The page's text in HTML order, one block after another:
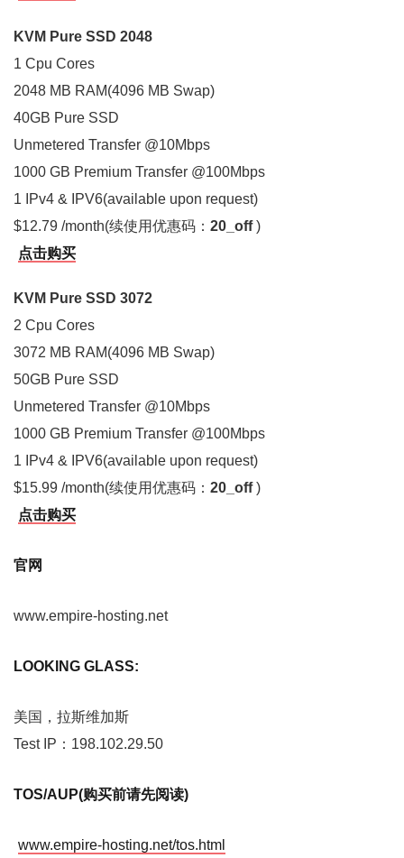
KVM Pure SSD 2048
1 Cpu Cores
2048 MB RAM(4096 MB Swap)
40GB Pure SSD
Unmetered Transfer @10Mbps
1000 GB Premium Transfer @100Mbps
1 IPv4 & IPV6(available upon request)
$12.79 /month(续使用优惠码： 20_off)
点击购买
KVM Pure SSD 3072
2 Cpu Cores
3072 MB RAM(4096 MB Swap)
50GB Pure SSD
Unmetered Transfer @10Mbps
1000 GB Premium Transfer @100Mbps
1 IPv4 & IPV6(available upon request)
$15.99 /month(续使用优惠码： 20_off)
点击购买
官网
www.empire-hosting.net
LOOKING GLASS:
美国，拉斯维加斯
Test IP：198.102.29.50
TOS/AUP(购买前请先阅读)
www.empire-hosting.net/tos.html